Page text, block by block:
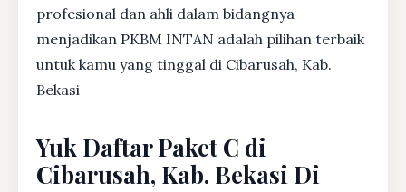
profesional dan ahli dalam bidangnya
menjadikan PKBM INTAN adalah pilihan terbaik
untuk kamu yang tinggal di Cibarusah, Kab.
Bekasi
Yuk Daftar Paket C di
Cibarusah, Kab. Bekasi Di